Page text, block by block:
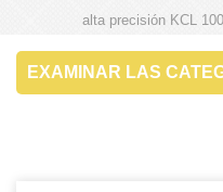
alta precisión KCL
EXAMINAR LAS